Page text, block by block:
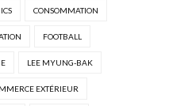
CONSOMMATION
FOOTBALL
LEE MYUNG-BAK
EXTÉRIEUR